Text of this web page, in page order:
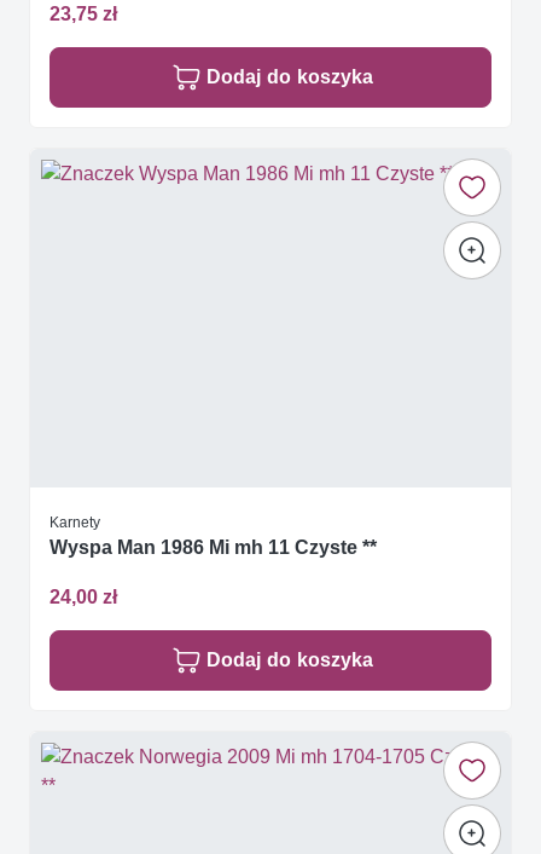
23,75 zł
Dodaj do koszyka
Karnety
Wyspa Man 1986 Mi mh 11 Czyste **
24,00 zł
Dodaj do koszyka